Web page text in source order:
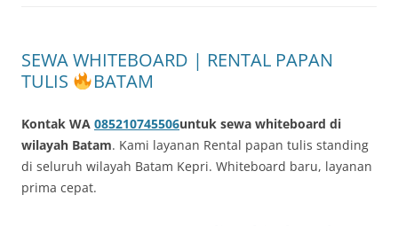
SEWA WHITEBOARD | RENTAL PAPAN
TULIS
BATAM
Kontak WA 085210745506untuk sewa whiteboard di
wilayah Batam. Kami layanan Rental papan tulis standing
di seluruh wilayah Batam Kepri. Whiteboard baru, layanan
prima cepat.